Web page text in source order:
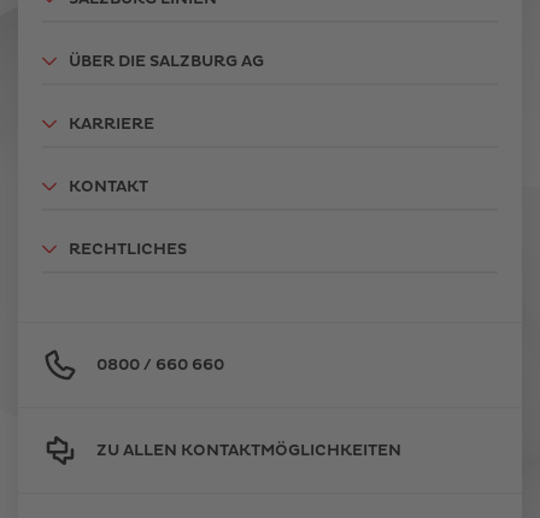
ÜBER DIE SALZBURG AG
KARRIERE
KONTAKT
RECHTLICHES
0800 / 660 660
ZU ALLEN KONTAKTMÖGLICHKEITEN